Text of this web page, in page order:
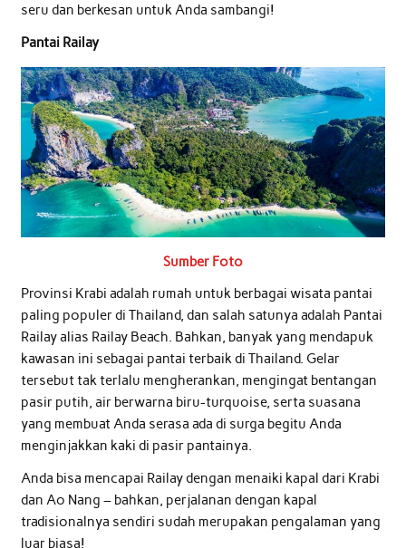
seru dan berkesan untuk Anda sambangi!
Pantai Railay
Sumber Foto
Provinsi Krabi adalah rumah untuk berbagai wisata pantai
paling populer di Thailand, dan salah satunya adalah Pantai
Railay alias Railay Beach. Bahkan, banyak yang mendapuk
kawasan ini sebagai pantai terbaik di Thailand. Gelar
tersebut tak terlalu mengherankan, mengingat bentangan
pasir putih, air berwarna biru-turquoise, serta suasana
yang membuat Anda serasa ada di surga begitu Anda
menginjakkan kaki di pasir pantainya.
Anda bisa mencapai Railay dengan menaiki kapal dari Krabi
dan Ao Nang – bahkan, perjalanan dengan kapal
tradisionalnya sendiri sudah merupakan pengalaman yang
luar biasa!